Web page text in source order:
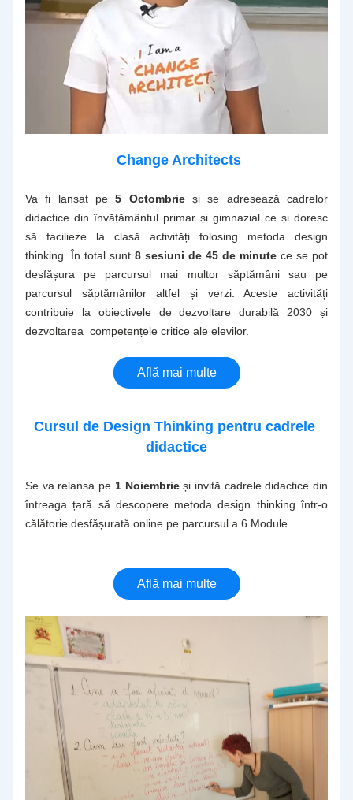
Change Architects
Va fi lansat pe 5 Octombrie și se adresează cadrelor
didactice din învățământul primar și gimnazial ce și doresc
să facilieze la clasă activități folosing metoda design
thinking. În total sunt 8 sesiuni de 45 de minute ce se pot
desfășura pe parcursul mai multor săptămâni sau pe
parcursul săptămânilor altfel și verzi. Aceste activități
contribuie la obiectivele de dezvoltare durabilă 2030 și
dezvoltarea  competențele critice ale elevilor.
Află mai multe
Cursul de Design Thinking pentru cadrele
didactice
Se va relansa pe 1 Noiembrie și invită cadrele didactice din
întreaga țară să descopere metoda design thinking într-o
călătorie desfășurată online pe parcursul a 6 Module.
Află mai multe